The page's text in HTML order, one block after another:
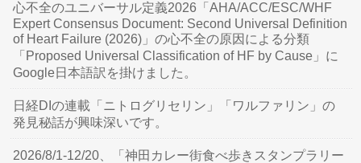
心不全のユニバーサル定義2026「AHA/ACC/ESC/WHF
Expert Consensus Document: Second Universal Definition
of Heart Failure (2026)」の心不全の原因による分類
「Proposed Universal Classification of HF by Cause」に
Google日本語訳を掛けました。
日経DIの連載「ニトログリセリン」「ワルファリン」の
発見秘話が興味深いです。
2026/8/1-12/20、「神田カレー街食べ歩きスタンプラリー